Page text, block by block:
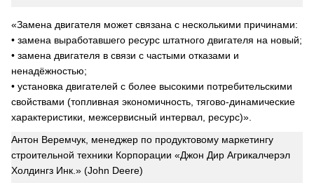
«Замена двигателя может связана с несколькими причинами:
• замена выработавшего ресурс штатного двигателя на новый;
• замена двигателя в связи с частыми отказами и
ненадёжностью;
• установка двигателей с более высокими потребительскими
свойствами (топливная экономичность, тягово-динамические
характеристики, межсервисный интервал, ресурс)».
Антон Веремчук, менеджер по продуктовому маркетингу
строительной техники Корпорации «Джон Дир Агрикалчерэл
Холдингз Инк.» (John Deere)